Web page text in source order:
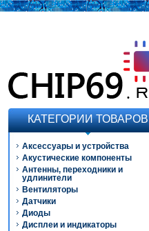
КАТЕГОРИИ ТОВАРОВ
Аксессуары и устройства
Акустические компоненты
Антенны, переходники и
удлинители
Вентиляторы
Датчики
Диоды
Дисплеи и индикаторы